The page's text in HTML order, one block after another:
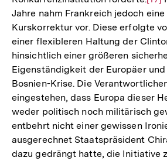
der
Jahre nahm Frankreich jedoch
Kurskorrektur vor. Diese erfolgte
einer flexibleren Haltung der
hinsichtlich einer größeren
Eigenständigkeit der Europäer
Bosnien-Krise. Die
eingestehen, dass Europa dieser
weder politisch noch militärisch
entbehrt nicht einer gewissen
ausgerechnet Staatspräsident
dazu gedrängt hatte, die Initiative